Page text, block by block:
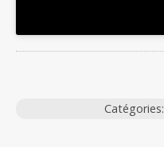
Catégories: